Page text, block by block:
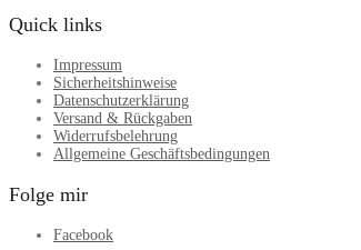
Quick links
Impressum
Sicherheitshinweise
Datenschutzerklärung
Versand & Rückgaben
Widerrufsbelehrung
Allgemeine Geschäftsbedingungen
Folge mir
Facebook